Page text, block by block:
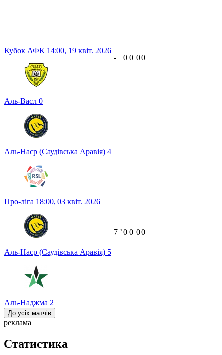
Кубок АФК 14:00, 19 квіт. 2026
Аль-Васл 0
Аль-Наср (Саудівська Аравія) 4
- 0 0 00
Про-ліга 18:00, 03 квіт. 2026
Аль-Наср (Саудівська Аравія) 5
Аль-Наджма 2
7 ʼ0 0 00
До усіх матчів
реклама
Статистика